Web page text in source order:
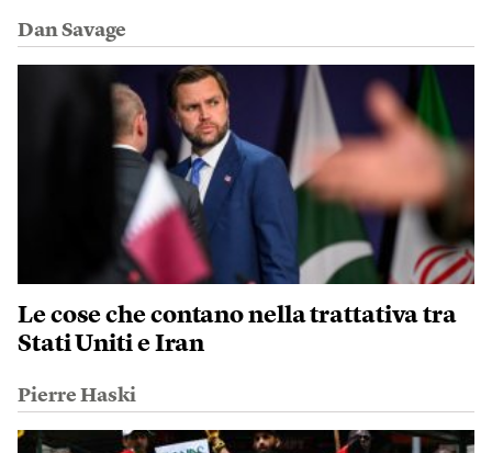
Dan Savage
Le cose che contano nella trattativa tra
Stati Uniti e Iran
Pierre Haski